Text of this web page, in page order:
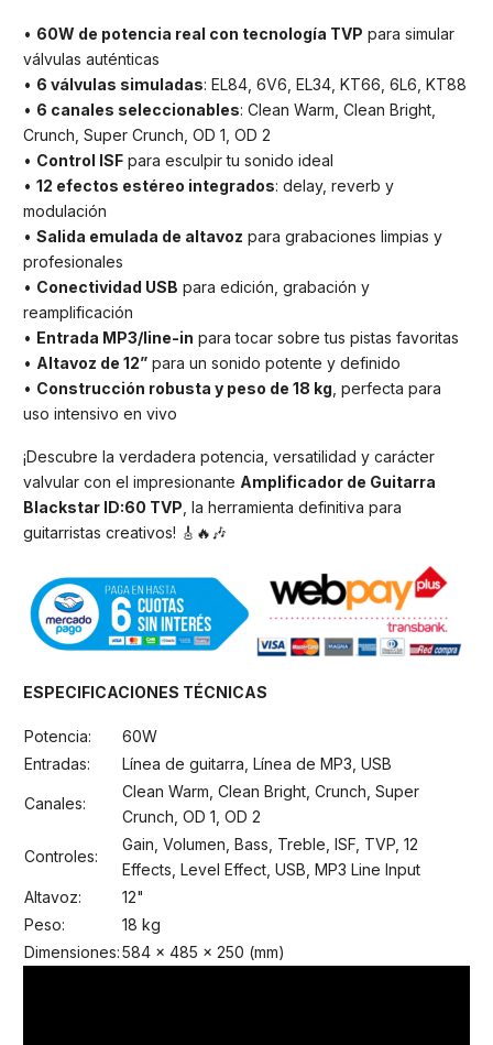
• 60W de potencia real con tecnología TVP para simular
válvulas auténticas
• 6 válvulas simuladas: EL84, 6V6, EL34, KT66, 6L6, KT88
• 6 canales seleccionables: Clean Warm, Clean Bright,
Crunch, Super Crunch, OD 1, OD 2
• Control ISF para esculpir tu sonido ideal
• 12 efectos estéreo integrados: delay, reverb y
modulación
• Salida emulada de altavoz para grabaciones limpias y
profesionales
• Conectividad USB para edición, grabación y
reamplificación
• Entrada MP3/line-in para tocar sobre tus pistas favoritas
• Altavoz de 12” para un sonido potente y definido
• Construcción robusta y peso de 18 kg , perfecta para
uso intensivo en vivo
¡Descubre la verdadera potencia, versatilidad y carácter
valvular con el impresionante Amplificador de Guitarra
Blackstar ID:60 TVP , la herramienta definitiva para
guitarristas creativos! 🎸🔥🎶
ESPECIFICACIONES TÉCNICAS
Potencia:
60W
Entradas:
Línea de guitarra, Línea de MP3, USB
Canales:
Clean Warm, Clean Bright, Crunch, Super
Crunch, OD 1, OD 2
Controles:
Gain, Volumen, Bass, Treble, ISF, TVP, 12
Effects, Level Effect, USB, MP3 Line Input
Altavoz:
12"
Peso:
18 kg
Dimensiones:584 x 485 x 250 (mm)